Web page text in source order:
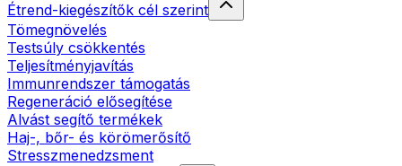
Étrend-kiegészítők cél szerint
Tömegnövelés
Testsúly csökkentés
Teljesítményjavítás
Immunrendszer támogatás
Regeneráció elősegítése
Alvást segítő termékek
Haj-, bőr- és körömerősítő
Stresszmenedzsment